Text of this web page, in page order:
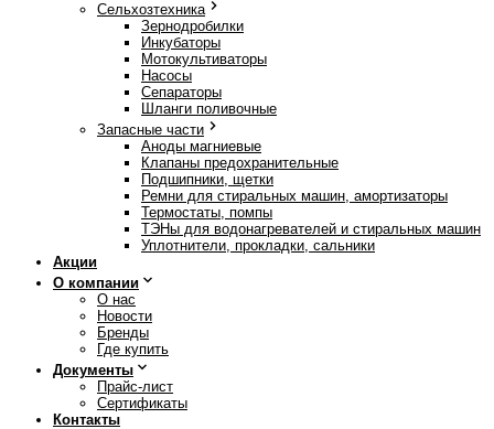
Сельхозтехника
Зернодробилки
Инкубаторы
Мотокультиваторы
Насосы
Сепараторы
Шланги поливочные
Запасные части
Аноды магниевые
Клапаны предохранительные
Подшипники, щетки
Ремни для стиральных машин, амортизаторы
Термостаты, помпы
ТЭНы для водонагревателей и стиральных машин
Уплотнители, прокладки, сальники
Акции
О компании
О нас
Новости
Бренды
Где купить
Документы
Прайс-лист
Сертификаты
Контакты